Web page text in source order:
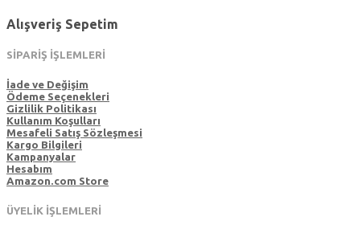
Alışveriş Sepetim
SİPARİŞ İŞLEMLERİ
İade ve Değişim
Ödeme Seçenekleri
Gizlilik Politikası
Kullanım Koşulları
Mesafeli Satış Sözleşmesi
Kargo Bilgileri
Kampanyalar
Hesabım
Amazon.com Store
ÜYELİK İŞLEMLERİ